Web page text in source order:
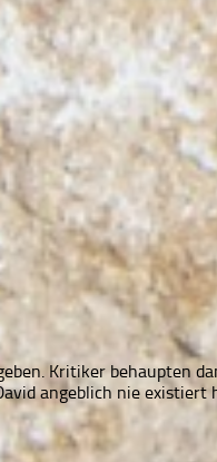
Kritiker behaupten
angeblich nie